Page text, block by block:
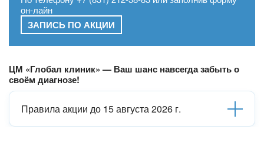
он-лайн
ЗАПИСЬ ПО АКЦИИ
ЦМ «Глобал клиник» — Ваш шанс навсегда забыть о
своём диагнозе!
Правила акции до 15 августа 2026 г.